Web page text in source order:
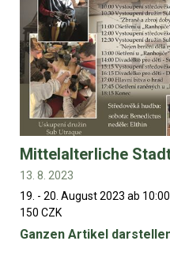
Mittelalterliche
13. 8. 2023
19. - 20. August 2023 ab
150 CZK
Ganzen Artikel